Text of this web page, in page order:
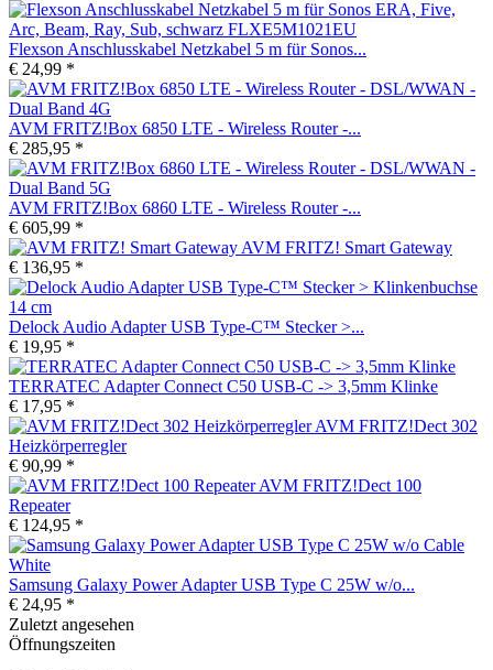
Flexson Anschlusskabel Netzkabel 5 m für Sonos...
€ 24,99 *
AVM FRITZ!Box 6850 LTE - Wireless Router -...
€ 285,95 *
AVM FRITZ!Box 6860 LTE - Wireless Router -...
€ 605,99 *
AVM FRITZ! Smart Gateway
€ 136,95 *
Delock Audio Adapter USB Type-C™ Stecker >...
€ 19,95 *
TERRATEC Adapter Connect C50 USB-C -> 3,5mm Klinke
€ 17,95 *
AVM FRITZ!Dect 302
Heizkörperregler
€ 90,99 *
AVM FRITZ!Dect 100
Repeater
€ 124,95 *
Samsung Galaxy Power Adapter USB Type C 25W w/o...
€ 24,95 *
Zuletzt angesehen
Öffnungszeiten